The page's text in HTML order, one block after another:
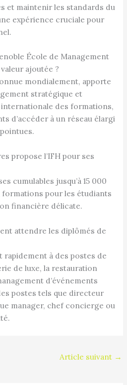
et maintenir les standards du
expérience cruciale pour
École de Management
ajoutée ?
mondialement, apporte
stratégique et
des formations,
d’accéder à un réseau élargi
propose l’IFH pour ses
cumulables jusqu’à 15 000
formations pour les étudiants
financière délicate.
attendre les diplômés de
rapidement à des postes de
de luxe, la restauration
d’événements
postes tels que directeur
manager, chef concierge ou
Article suivant →